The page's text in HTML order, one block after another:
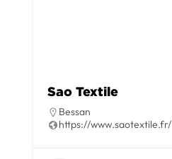
Sao Textile
Bessan
https://www.saotextile.fr/